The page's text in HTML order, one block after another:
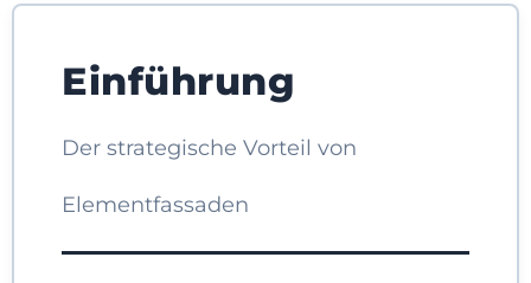
Einführung
Der strategische Vorteil von
Elementfassaden